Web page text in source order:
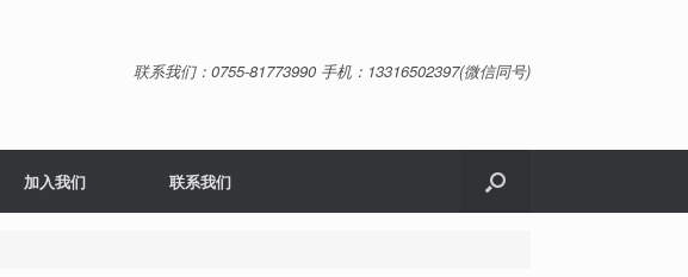
联系我们：0755-81773990 手机：13316502397(微信同号)
加入我们 联系我们